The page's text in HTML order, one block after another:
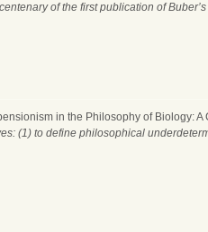
of the first publication of
in the Philosophy of Biology:
(1) to define philosophical